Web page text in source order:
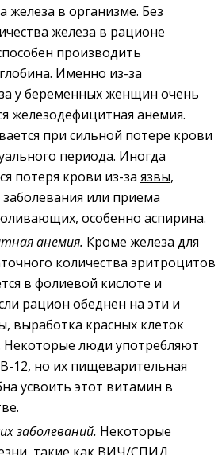
железа в организме. Без
железа в рационе
производить
Именно из-за
у беременных женщин очень
железодефицитная анемия.
при сильной потере крови
периода. Иногда
потеря крови из-за язвы,
заболевания или приема
особенно аспирина.
анемия. Кроме железа для
количества эритроцитов
в фолиевой кислоте и
рацион обеднен на эти и
выработка красных клеток
Некоторые люди употребляют
12, но их пищеварительная
усвоить этот витамин в
заболеваний. Некоторые